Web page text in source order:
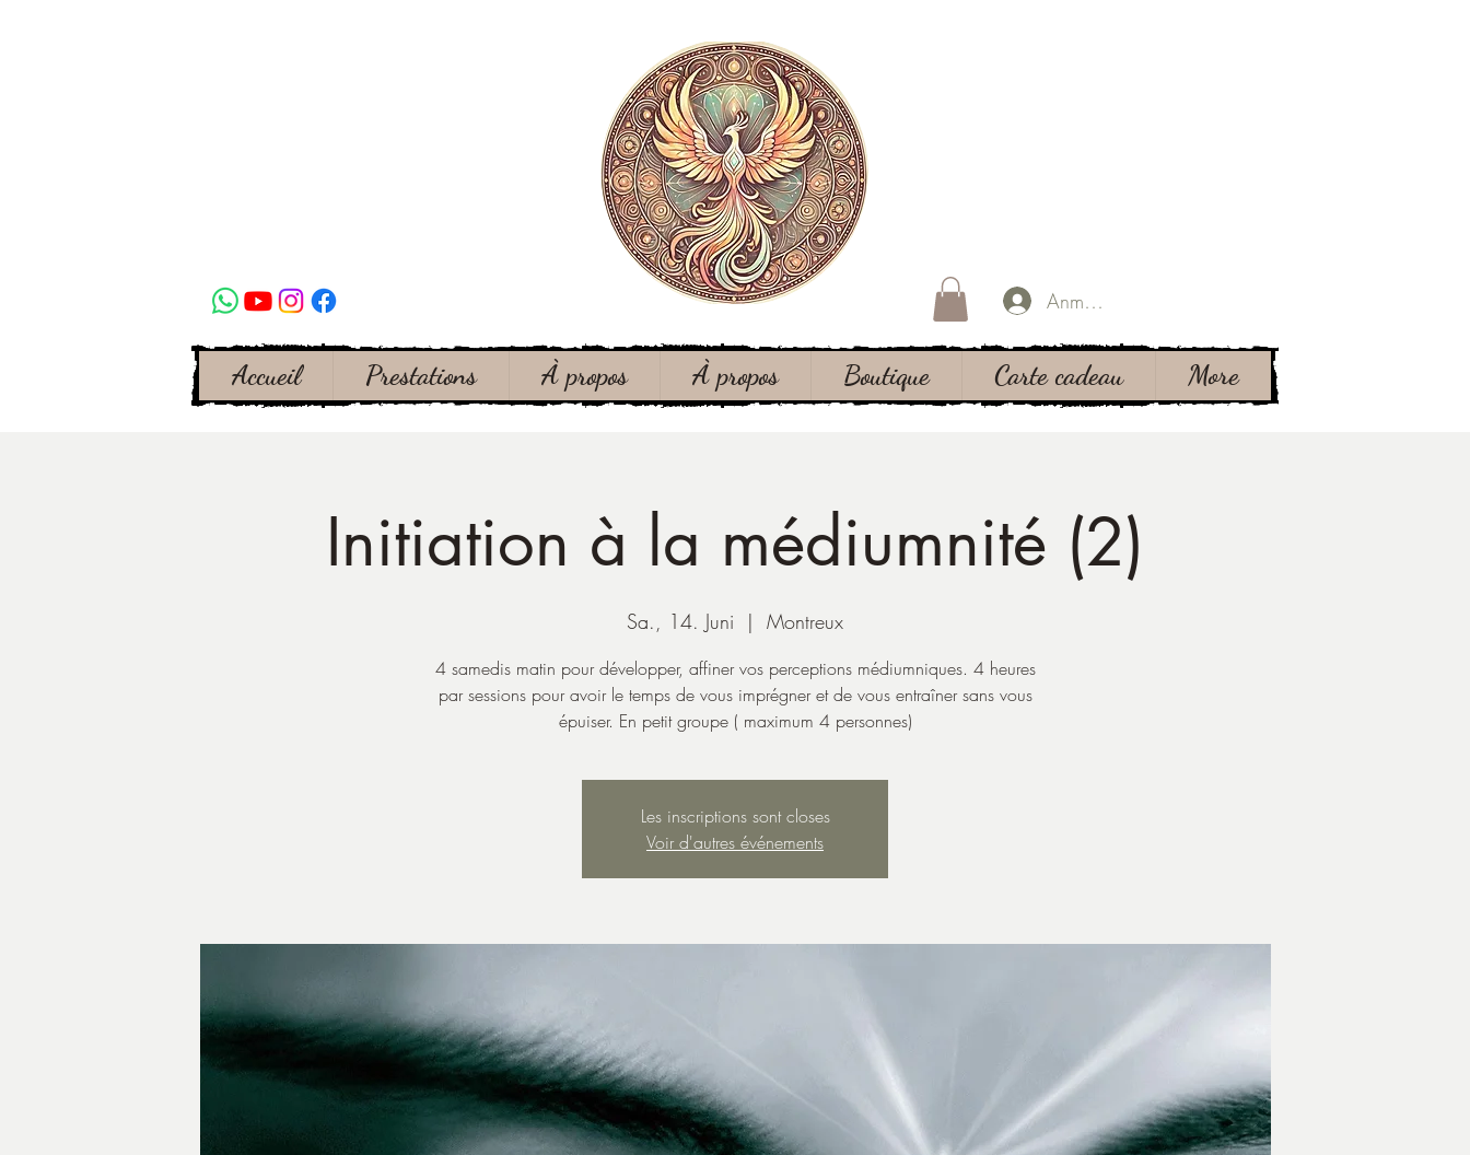
Anmelden
Accueil Prestations À propos À propos Boutique Carte cadeau More
Initiation à la médiumnité (2)
Sa., 14. Juni
  |
Montreux
4 samedis matin pour développer, affiner vos perceptions médiumniques. 4 heures
par sessions pour avoir le temps de vous imprégner et de vous entraîner sans vous
épuiser. En petit groupe ( maximum 4 personnes)
Les inscriptions sont closes
Voir d'autres événements